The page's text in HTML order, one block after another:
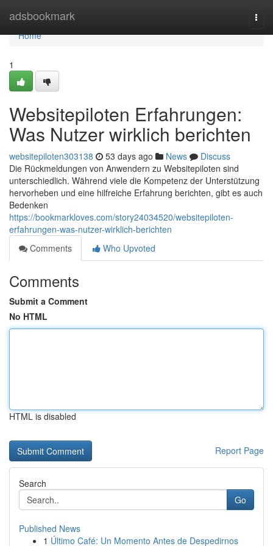
adsbookmark
Home
Home
1
Websitepiloten Erfahrungen:
Was Nutzer wirklich berichten
websitepiloten303138 53 days ago News
Discuss
Die Rückmeldungen von Anwendern zu Websitepiloten sind
unterschiedlich. Während viele die Kompetenz der Unterstützung
hervorheben und eine hilfreiche Erfahrung berichten, gibt es auch
Bedenken
https://bookmarkloves.com/story24034520/websitepiloten-
erfahrungen-was-nutzer-wirklich-berichten
Comments
Who Upvoted
Comments
Submit a Comment
No HTML
HTML is disabled
Report Page
Search
Go
Published News
1 Último Café: Un Momento Antes de Despedirnos